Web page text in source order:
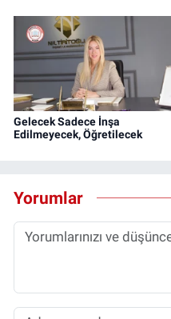
Gelecek Sadece İnşa
Edilmeyecek, Öğretilecek
Yorumlar